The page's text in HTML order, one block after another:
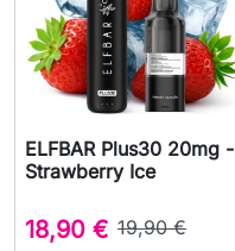
ELFBAR Plus30 20mg -
Strawberry Ice
18,90 € 19,90 €